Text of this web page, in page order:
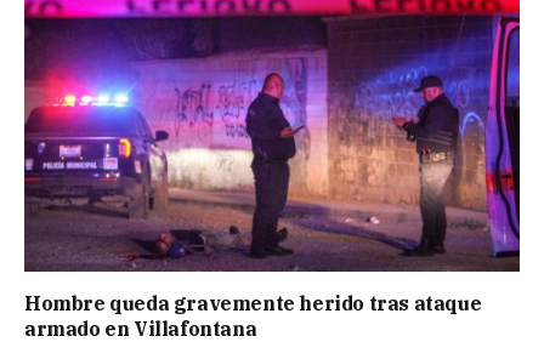
Hombre queda gravemente herido tras ataque
armado en Villafontana